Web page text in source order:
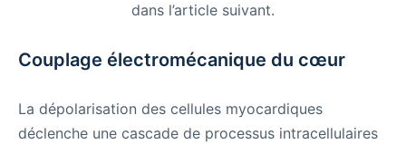
dans l’article suivant.
Couplage électromécanique du cœur
La dépolarisation des cellules myocardiques
déclenche une cascade de processus intracellulaires